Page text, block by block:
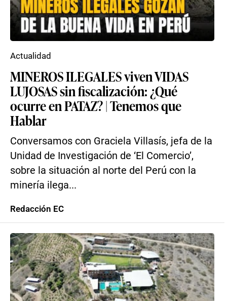
MINEROS ILEGALES viven VIDAS
LUJOSAS sin fiscalización: ¿Qué
ocurre en PATAZ? | Tenemos que
Hablar
Conversamos con Graciela Villasís, jefa de la
Unidad de Investigación de ‘El Comercio’,
sobre la situación al norte del Perú con la
minería ilega...
Actualidad
Redacción EC